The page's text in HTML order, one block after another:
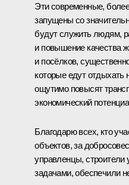
Эти современные,
запущены со
будут служить людям,
и повышение качества
и посёлков,
которые едут
ощутимо повысят
экономический
Благодарю всех, кто
объектов, за
управленцы,
задачами, обеспечили